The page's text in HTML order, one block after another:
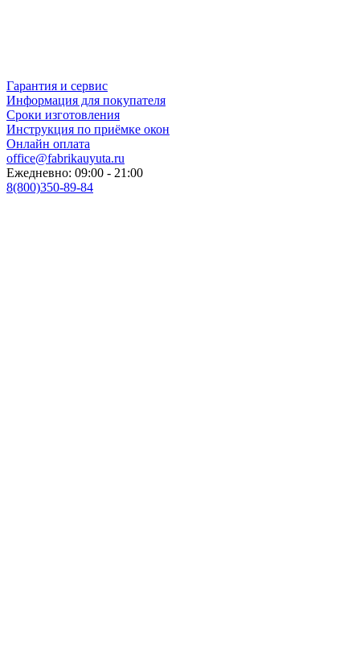
Гарантия и сервис
Информация для покупателя
Сроки изготовления
Инструкция по приёмке окон
Онлайн оплата
office@fabrikauyuta.ru
Ежедневно: 09:00 - 21:00
8(800)350-89-84